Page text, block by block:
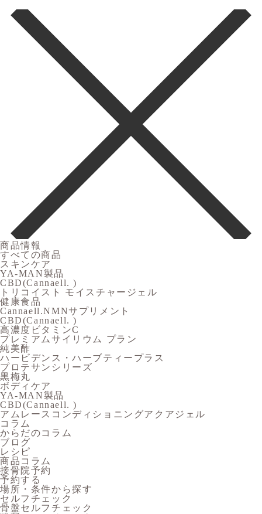
商品情報
すべての商品
スキンケア
YA-MAN製品
CBD(Cannaell. )
トリコイスト モイスチャージェル
健康食品
Cannaell.NMNサプリメント
CBD(Cannaell. )
高濃度ビタミンC
プレミアムサイリウム プラン
純美酢
ハービデンス・ハーブティープラス
プロテサンシリーズ
黒梅丸
ボディケア
YA-MAN製品
CBD(Cannaell. )
アムレースコンディショニングアクアジェル
コラム
からだのコラム
ブログ
レシピ
商品コラム
接骨院予約
予約する
場所・条件から探す
セルフチェック
骨盤セルフチェック